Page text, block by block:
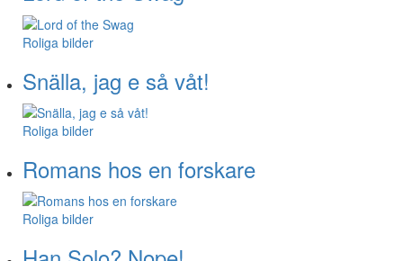
Roliga bilder
Snälla, jag e så våt!
Roliga bilder
Romans hos en forskare
Roliga bilder